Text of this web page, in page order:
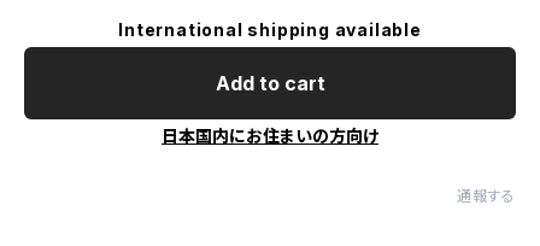
International shipping available
Add to cart
日本国内にお住まいの方向け
通報する